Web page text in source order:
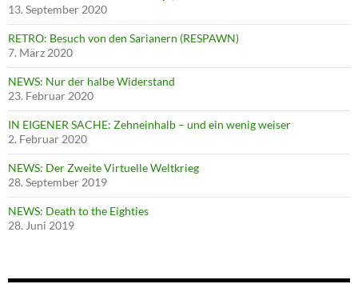
13. September 2020
RETRO: Besuch von den Sarianern (RESPAWN)
7. März 2020
NEWS: Nur der halbe Widerstand
23. Februar 2020
IN EIGENER SACHE: Zehneinhalb – und ein wenig weiser
2. Februar 2020
NEWS: Der Zweite Virtuelle Weltkrieg
28. September 2019
NEWS: Death to the Eighties
28. Juni 2019